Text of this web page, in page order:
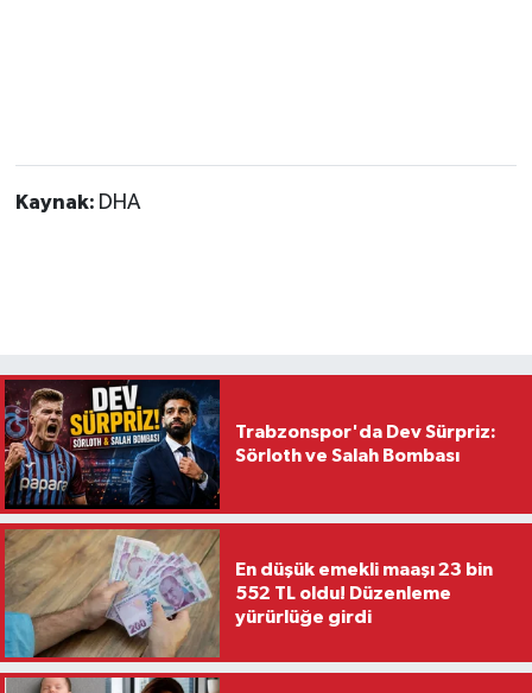
Kaynak: DHA
Trabzonspor'da Dev Sürpriz:
Sörloth ve Salah Bombası
En düşük emekli maaşı 23 bin
552 TL oldu! Düzenleme
yürürlüğe girdi